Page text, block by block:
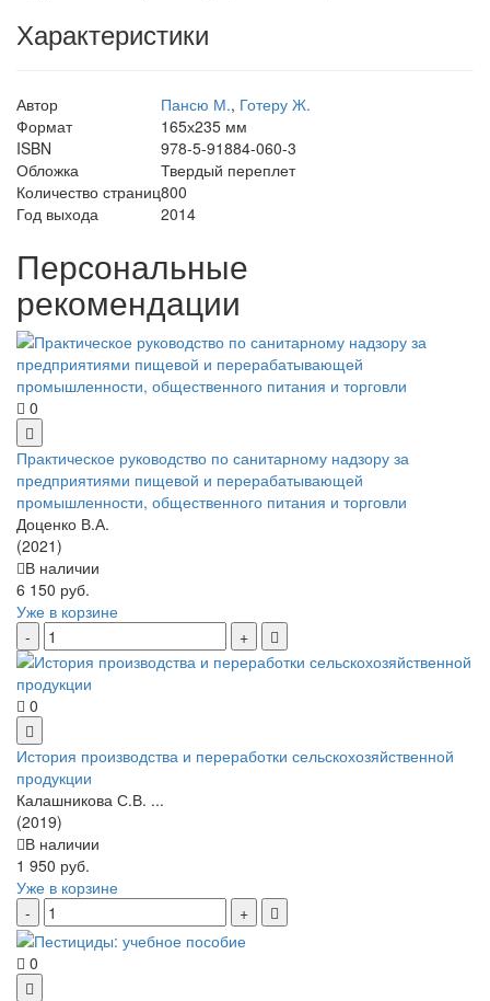
Характеристики
Автор Пансю М., Готеру Ж.
Формат
165х235 мм
ISBN
978-5-91884-060-3
Обложка
Твердый переплет
Количество страниц800
Год выхода
2014
Персональные
рекомендации
0
Практическое руководство по санитарному надзору за
предприятиями пищевой и перерабатывающей
промышленности, общественного питания и торговли
Доценко В.А.
(2021)
В наличии
6 150 руб.
Уже в корзине
0
История производства и переработки сельскохозяйственной
продукции
Калашникова С.В. ...
(2019)
В наличии
1 950 руб.
Уже в корзине
0